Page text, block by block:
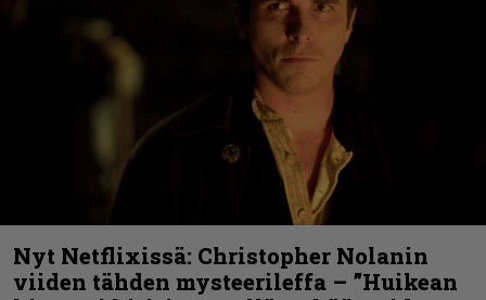
Nyt Netflixissä: Christopher Nolanin
viiden tähden mysteerileffa – ”Huikean